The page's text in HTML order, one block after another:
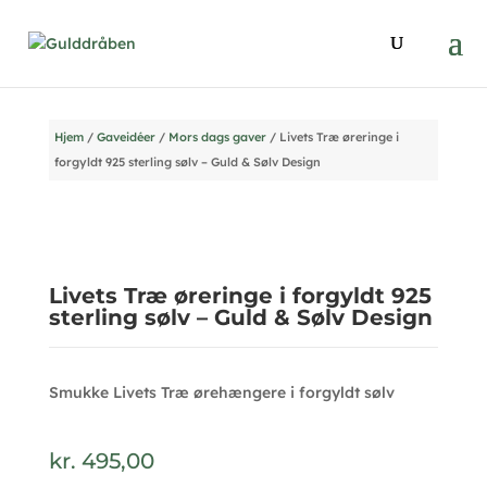
Hjem/ Gaveidéer/ Mors dags gaver/ Livets Træ øreringe i
forgyldt 925 sterling sølv – Guld & Sølv Design
Livets Træ øreringe i forgyldt 925
sterling sølv – Guld & Sølv Design
Smukke Livets Træ ørehængere i forgyldt sølv
kr. 495,00